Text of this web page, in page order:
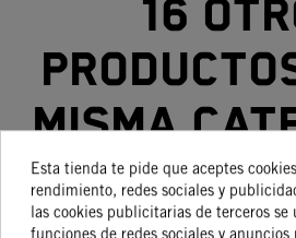
16
misma
-15% -15% -
Esta tienda te pide que aceptes
rendimiento, redes sociales y
las cookies publicitarias de terceros
funciones de redes sociales y anuncios